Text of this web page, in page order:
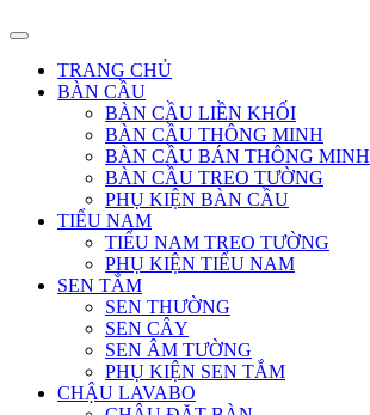
TRANG CHỦ
BÀN CẦU
BÀN CẦU LIỀN KHỐI
BÀN CẦU THÔNG MINH
BÀN CẦU BÁN THÔNG MINH
BÀN CẦU TREO TƯỜNG
PHỤ KIỆN BÀN CẦU
TIỂU NAM
TIỂU NAM TREO TƯỜNG
PHỤ KIỆN TIỂU NAM
SEN TẮM
SEN THƯỜNG
SEN CÂY
SEN ÂM TƯỜNG
PHỤ KIỆN SEN TẮM
CHẬU LAVABO